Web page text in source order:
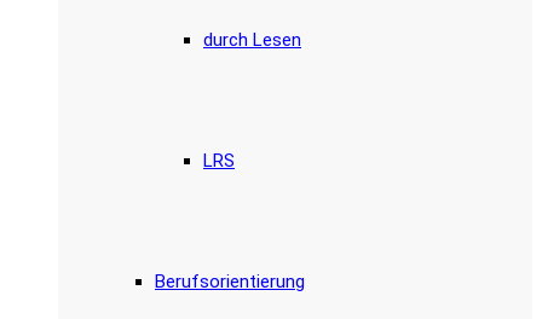
durch Lesen
LRS
Berufsorientierung